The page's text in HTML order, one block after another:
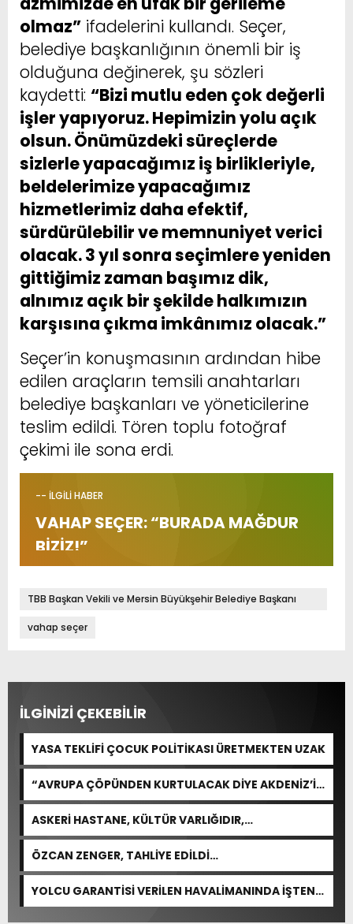
olmaz” ifadelerini kullandı. Seçer,
belediye başkanlığının önemli bir iş
olduğuna değinerek, şu sözleri
kaydetti: “Bizi mutlu eden çok değerli
işler yapıyoruz. Hepimizin yolu açık
olsun. Önümüzdeki süreçlerde
sizlerle yapacağımız iş birlikleriyle,
beldelerimize yapacağımız
hizmetlerimiz daha efektif,
sürdürülebilir ve memnuniyet verici
olacak. 3 yıl sonra seçimlere yeniden
gittiğimiz zaman başımız dik,
alnımız açık bir şekilde halkımızın
karşısına çıkma imkânımız olacak.”
Seçer’in konuşmasının ardından hibe
edilen araçların temsili anahtarları
belediye başkanları ve yöneticilerine
teslim edildi. Tören toplu fotoğraf
çekimi ile sona erdi.
-- İLGİLİ HABER
VAHAP SEÇER: “BURADA MAĞDUR
BİZİZ!”
TBB Başkan Vekili ve Mersin Büyükşehir Belediye Başkanı
Vahap Seçer
vahap seçer
İLGİNİZİ ÇEKEBİLİR
YASA TEKLİFİ ÇOCUK POLİTİKASI ÜRETMEKTEN UZAK
“AVRUPA ÇÖPÜNDEN KURTULACAK DİYE AKDENİZ’İ
FEDA EDEMEZSİNİZ!”
ASKERİ HASTANE, KÜLTÜR VARLIĞIDIR,
ÖZELLEŞTİRİLEMEZ!
ÖZCAN ZENGER, TAHLİYE EDİLDİ…
YOLCU GARANTİSİ VERİLEN HAVALİMANINDA İŞTEN
ÇIKARMA VAR